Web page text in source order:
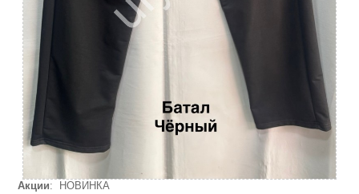
Акции: НОВИНКА